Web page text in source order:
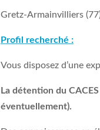
Gretz-Armainvilliers
Profil recherché :
Vous disposez d’une
La détention du
éventuellement).